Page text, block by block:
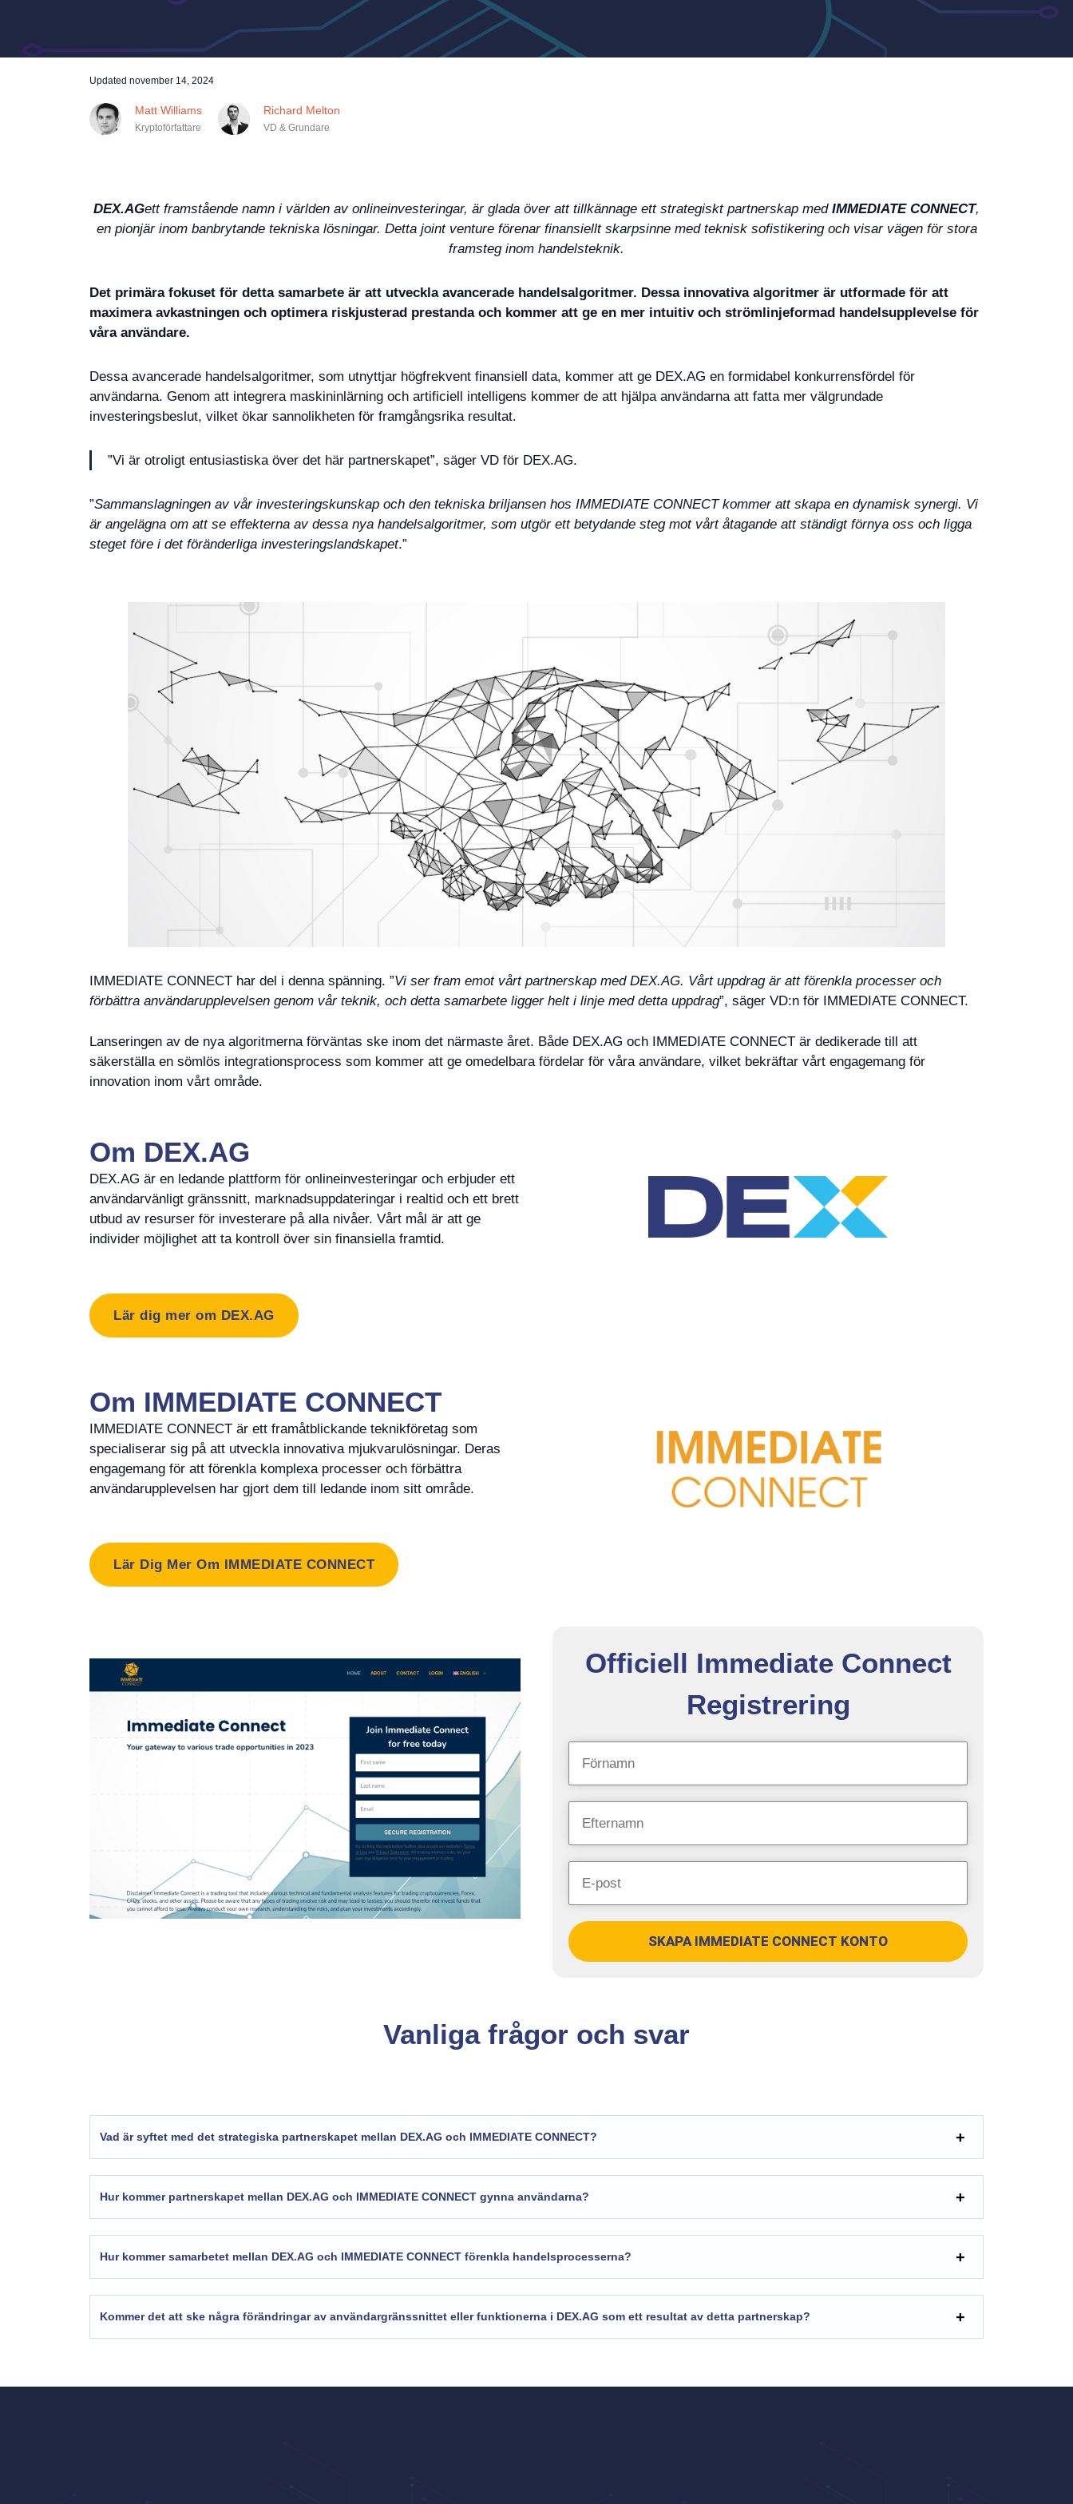
Updated november 14, 2024
Matt Williams
Kryptoförfattare
Richard Melton
VD & Grundare
DEX.AGett framstående namn i världen av onlineinvesteringar, är glada över att tillkännage ett strategiskt partnerskap med IMMEDIATE CONNECT,
en pionjär inom banbrytande tekniska lösningar. Detta joint venture förenar finansiellt skarpsinne med teknisk sofistikering och visar vägen för stora
framsteg inom handelsteknik.
Det primära fokuset för detta samarbete är att utveckla avancerade handelsalgoritmer. Dessa innovativa algoritmer är utformade för att
maximera avkastningen och optimera riskjusterad prestanda och kommer att ge en mer intuitiv och strömlinjeformad handelsupplevelse för
våra användare.
Dessa avancerade handelsalgoritmer, som utnyttjar högfrekvent finansiell data, kommer att ge DEX.AG en formidabel konkurrensfördel för
användarna. Genom att integrera maskininlärning och artificiell intelligens kommer de att hjälpa användarna att fatta mer välgrundade
investeringsbeslut, vilket ökar sannolikheten för framgångsrika resultat.
”Vi är otroligt entusiastiska över det här partnerskapet”, säger VD för DEX.AG.
”Sammanslagningen av vår investeringskunskap och den tekniska briljansen hos IMMEDIATE CONNECT kommer att skapa en dynamisk synergi. Vi
är angelägna om att se effekterna av dessa nya handelsalgoritmer, som utgör ett betydande steg mot vårt åtagande att ständigt förnya oss och ligga
steget före i det föränderliga investeringslandskapet.”
IMMEDIATE CONNECT har del i denna spänning. ”Vi ser fram emot vårt partnerskap med DEX.AG. Vårt uppdrag är att förenkla processer och
förbättra användarupplevelsen genom vår teknik, och detta samarbete ligger helt i linje med detta uppdrag”, säger VD:n för IMMEDIATE CONNECT.
Lanseringen av de nya algoritmerna förväntas ske inom det närmaste året. Både DEX.AG och IMMEDIATE CONNECT är dedikerade till att
säkerställa en sömlös integrationsprocess som kommer att ge omedelbara fördelar för våra användare, vilket bekräftar vårt engagemang för
innovation inom vårt område.
Om DEX.AG
DEX.AG är en ledande plattform för onlineinvesteringar och erbjuder ett
användarvänligt gränssnitt, marknadsuppdateringar i realtid och ett brett
utbud av resurser för investerare på alla nivåer. Vårt mål är att ge
individer möjlighet att ta kontroll över sin finansiella framtid.
Lär dig mer om DEX.AG
Om IMMEDIATE CONNECT
IMMEDIATE CONNECT är ett framåtblickande teknikföretag som
specialiserar sig på att utveckla innovativa mjukvarulösningar. Deras
engagemang för att förenkla komplexa processer och förbättra
användarupplevelsen har gjort dem till ledande inom sitt område.
Lär Dig Mer Om IMMEDIATE CONNECT
Officiell Immediate Connect
Registrering
SKAPA IMMEDIATE CONNECT KONTO
Vanliga frågor och svar
Vad är syftet med det strategiska partnerskapet mellan DEX.AG och IMMEDIATE CONNECT?
Hur kommer partnerskapet mellan DEX.AG och IMMEDIATE CONNECT gynna användarna?
Hur kommer samarbetet mellan DEX.AG och IMMEDIATE CONNECT förenkla handelsprocesserna?
Kommer det att ske några förändringar av användargränssnittet eller funktionerna i DEX.AG som ett resultat av detta partnerskap?